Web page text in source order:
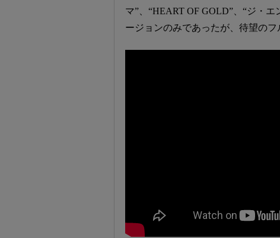
マ”、“HEART OF GOLD”、“ジ・
ージョンのみであったが、待望のフ